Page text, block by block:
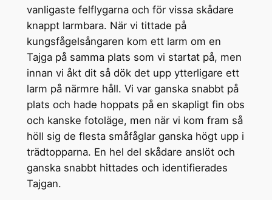
vanligaste felflygarna och för vissa skådare
knappt larmbara. När vi tittade på
kungsfågelsångaren kom ett larm om en
Tajga på samma plats som vi startat på, men
innan vi åkt dit så dök det upp ytterligare ett
larm på närmre håll. Vi var ganska snabbt på
plats och hade hoppats på en skapligt fin obs
och kanske fotoläge, men när vi kom fram så
höll sig de flesta småfåglar ganska högt upp i
trädtopparna. En hel del skådare anslöt och
ganska snabbt hittades och identifierades
Tajgan.